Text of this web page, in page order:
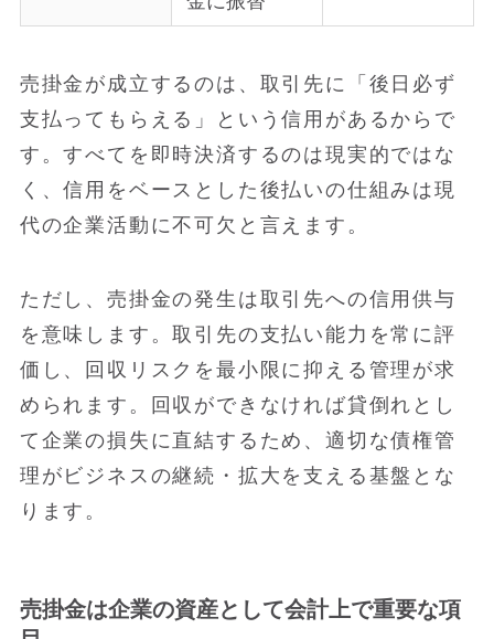
売掛金が成立するのは、取引先に「後日必ず
支払ってもらえる」という信用があるからで
す。すべてを即時決済するのは現実的ではな
く、信用をベースとした後払いの仕組みは現
代の企業活動に不可欠と言えます。
ただし、売掛金の発生は取引先への信用供与
を意味します。取引先の支払い能力を常に評
価し、回収リスクを最小限に抑える管理が求
められます。回収ができなければ貸倒れとし
て企業の損失に直結するため、適切な債権管
理がビジネスの継続・拡大を支える基盤とな
ります。
売掛金は企業の資産として会計上で重要な項